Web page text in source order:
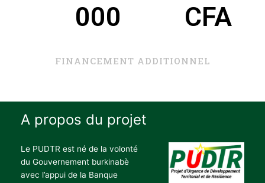
FINANCEMENT ADDITIONNEL
000 CFA
A propos du projet
Le PUDTR est né de la volonté
du Gouvernement burkinabè
avec l’appui de la Banque